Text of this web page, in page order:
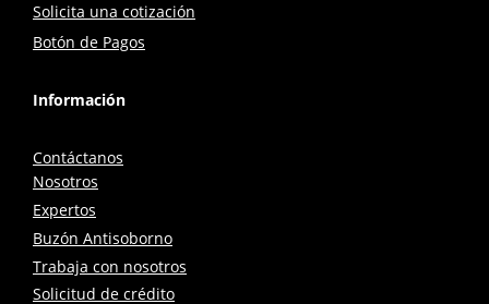
Solicita una cotización
Botón de Pagos
Información
Contáctanos
Nosotros
Expertos
Buzón Antisoborno
Trabaja con nosotros
Solicitud de crédito